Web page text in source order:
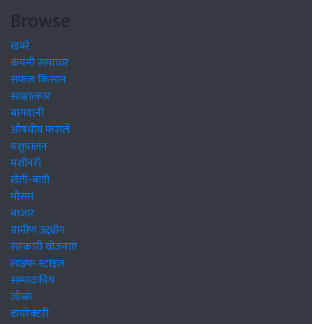
Browse
खबरें
कंपनी समाचार
सफल किसान
साक्षात्कार
बागवानी
औषधीय फसलें
पशुपालन
मशीनरी
खेती-बाड़ी
मौसम
बाजार
ग्रामीण उद्द्योग
सरकारी योजनाएं
लाइफ स्टाइल
सम्पादकीय
जॉब्स
डायरेक्टरी